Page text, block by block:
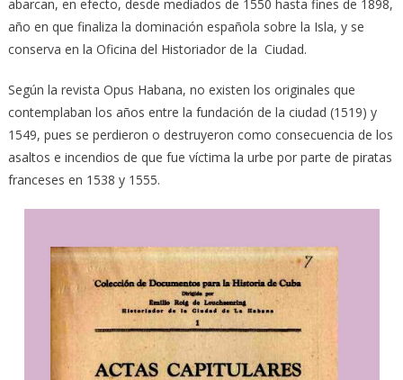
abarcan, en efecto, desde mediados de 1550 hasta fines de 1898,
año en que finaliza la dominación española sobre la Isla, y se
conserva en la Oficina del Historiador de la Ciudad.
Según la revista Opus Habana, no existen los originales que
contemplaban los años entre la fundación de la ciudad (1519) y
1549, pues se perdieron o destruyeron como consecuencia de los
asaltos e incendios de que fue víctima la urbe por parte de piratas
franceses en 1538 y 1555.